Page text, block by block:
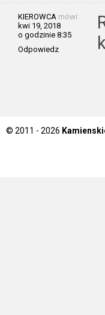
KIEROWCA mówi:
kwi 19, 2018
o godzinie 8:35
Odpowiedz
© 2011 - 2026